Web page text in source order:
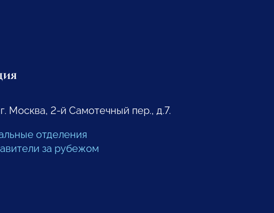
г. Москва, 2-й Самотечный пер., д.7.
отделения
за рубежом